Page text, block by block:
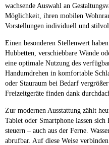
wachsende Auswahl an
Möglichkeit, ihren mobilen
Vorstellungen individuell und
Einen besonderen Stellenwert
Hubbetten, verschiebbare Wände
eine optimale Nutzung des
Handumdrehen in komfortable
oder Stauraum bei Bedarf
Freizeitgeräte finden dank
Zur modernen Ausstattung zählt
Tablet oder Smartphone lassen
steuern – auch aus der Ferne.
abrufbar. Auf diese Weise